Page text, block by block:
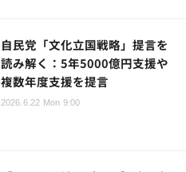
自民党「文化立国戦略」提言を
読み解く：5年5000億円支援や
複数年度支援を提言
2026.6.22 Mon 9:00